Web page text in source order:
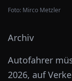
Foto: Mirco Metzler
Archiv
Autofahrer
2026, auf